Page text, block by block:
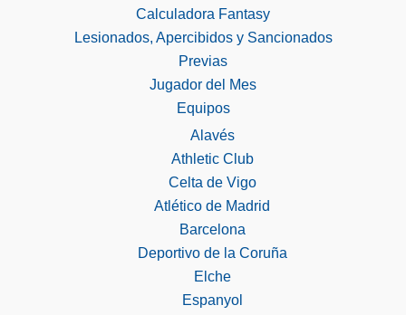
Calculadora Fantasy
Lesionados, Apercibidos y Sancionados
Previas
Jugador del Mes
Equipos
Alavés
Athletic Club
Celta de Vigo
Atlético de Madrid
Barcelona
Deportivo de la Coruña
Elche
Espanyol